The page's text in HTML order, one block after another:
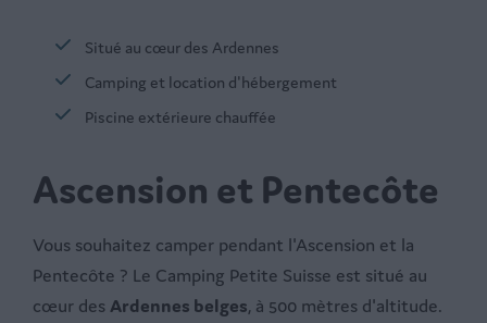
Situé au cœur des Ardennes
Camping et location d'hébergement
Piscine extérieure chauffée
Ascension et Pentecôte
Vous souhaitez camper pendant l'Ascension et la
Pentecôte ? Le Camping Petite Suisse est situé au
cœur des Ardennes belges, à 500 mètres d'altitude.